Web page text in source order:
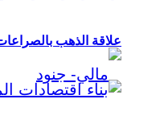
علاقة الذهب بالصراعات